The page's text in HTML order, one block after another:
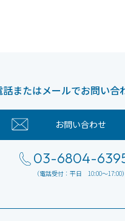
話またはメールでお問い合
03-6804-
（電話受付：平日 10:00～17:00）
お問い合わせ